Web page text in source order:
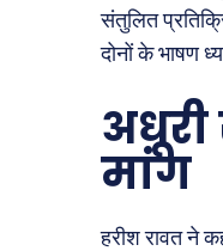
संतुलित
दोनों के भाषण
मांग
हरीश रावत ने